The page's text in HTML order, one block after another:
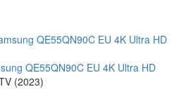
QE55QN90C EU 4K Ultra HD
(2023)